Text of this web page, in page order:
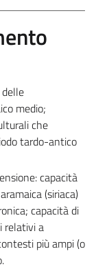
medio;
che
tardo-antico
capacità
(siriaca)
capacità di
relativi a
più ampi (o